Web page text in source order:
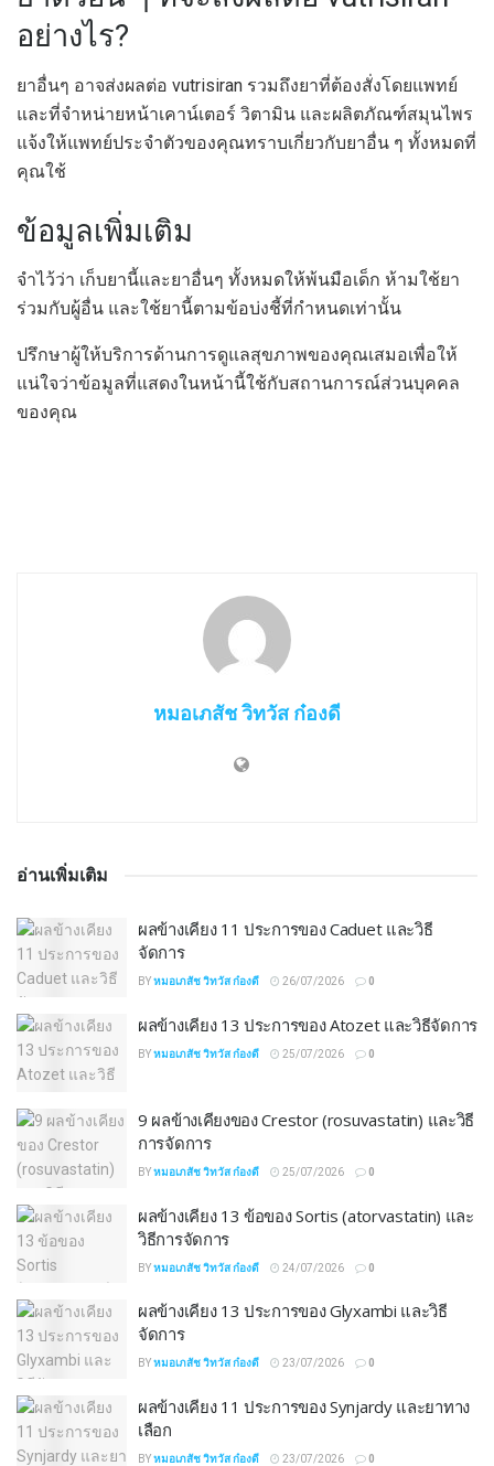
อย่างไร?
ยาอื่นๆ อาจส่งผลต่อ vutrisiran รวมถึงยาที่ต้องสั่งโดยแพทย์
และที่จำหน่ายหน้าเคาน์เตอร์ วิตามิน และผลิตภัณฑ์สมุนไพร
แจ้งให้แพทย์ประจำตัวของคุณทราบเกี่ยวกับยาอื่น ๆ ทั้งหมดที่
คุณใช้
ข้อมูลเพิ่มเติม
จำไว้ว่า เก็บยานี้และยาอื่นๆ ทั้งหมดให้พ้นมือเด็ก ห้ามใช้ยา
ร่วมกับผู้อื่น และใช้ยานี้ตามข้อบ่งชี้ที่กำหนดเท่านั้น
ปรึกษาผู้ให้บริการด้านการดูแลสุขภาพของคุณเสมอเพื่อให้
แน่ใจว่าข้อมูลที่แสดงในหน้านี้ใช้กับสถานการณ์ส่วนบุคคล
ของคุณ
หมอเภสัช วิทวัส ก๋องดี
อ่านเพิ่มเติม
ผลข้างเคียง 11 ประการของ Caduet และวิธี
จัดการ
BYหมอเภสัช วิทวัส ก๋องดี 26/07/2026 0
ผลข้างเคียง 13 ประการของ Atozet และวิธีจัดการ
BYหมอเภสัช วิทวัส ก๋องดี 25/07/2026 0
9 ผลข้างเคียงของ Crestor (rosuvastatin) และวิธี
การจัดการ
BYหมอเภสัช วิทวัส ก๋องดี 25/07/2026 0
ผลข้างเคียง 13 ข้อของ Sortis (atorvastatin) และ
วิธีการจัดการ
BYหมอเภสัช วิทวัส ก๋องดี 24/07/2026 0
ผลข้างเคียง 13 ประการของ Glyxambi และวิธี
จัดการ
BYหมอเภสัช วิทวัส ก๋องดี 23/07/2026 0
ผลข้างเคียง 11 ประการของ Synjardy และยาทาง
เลือก
BYหมอเภสัช วิทวัส ก๋องดี 23/07/2026 0